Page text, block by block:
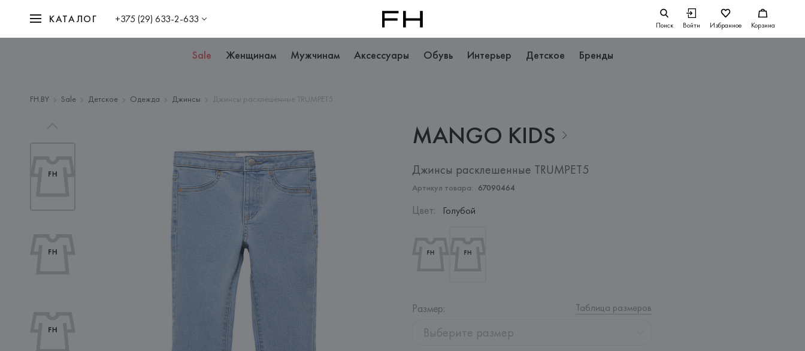
КАТАЛОГ +375 (29) 633-2-633 Поиск Войти Избранное Корзина
Sale Женщинам Мужчинам Аксессуары Обувь Интерьер Детское Бренды
FH.BY Sale Детское Одежда Джинсы Джинсы расклешенные TRUMPET5
MANGO KIDS
Джинсы расклешенные TRUMPET5
Артикул товара: 67090464
Цвет: Голубой
Размер: Таблица размеров
Выберите размер